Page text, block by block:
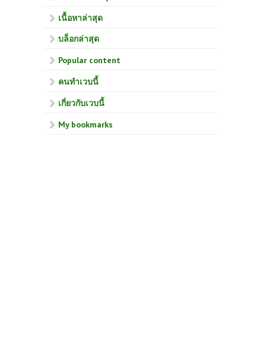
เนื้อหาล่าสุด
บล็อกล่าสุด
Popular content
คนทำเวบนี้
เกี่ยวกับเวบนี้
My bookmarks